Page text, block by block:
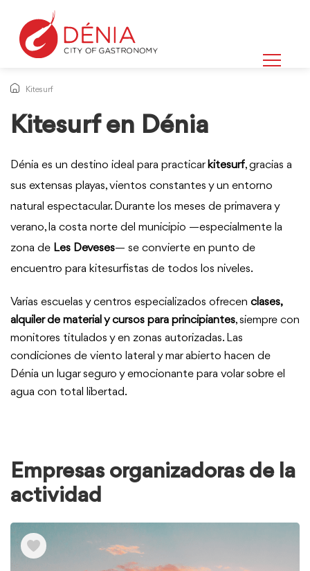
Kitesurf
Kitesurf en Dénia
Dénia es un destino ideal para practicar kitesurf, gracias a
sus extensas playas, vientos constantes y un entorno
natural espectacular. Durante los meses de primavera y
verano, la costa norte del municipio —especialmente la
zona de Les Deveses— se convierte en punto de
encuentro para kitesurfistas de todos los niveles.
Varias escuelas y centros especializados ofrecen clases,
alquiler de material y cursos para principiantes, siempre con
monitores titulados y en zonas autorizadas. Las
condiciones de viento lateral y mar abierto hacen de
Dénia un lugar seguro y emocionante para volar sobre el
agua con total libertad.
Empresas organizadoras de la
actividad